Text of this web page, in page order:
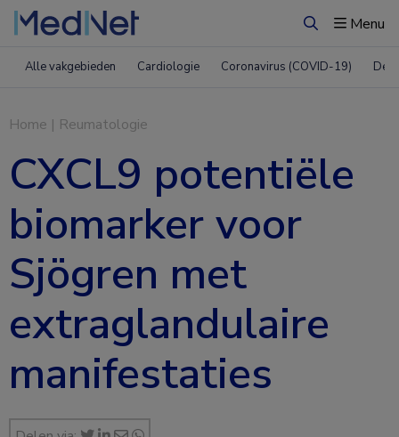
ZoekenMenu
Alle vakgebieden Cardiologie Coronavirus (COVID-19)
Home | Reumatologie
CXCL9 potentiële
biomarker voor
Sjögren met
extraglandulaire
manifestaties